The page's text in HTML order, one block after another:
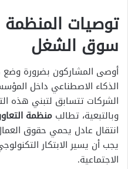
توصيات المنظمة
سوق الشغل
أوصى المشاركون بضرورة وضع
الذكاء الاصطناعي داخل
الشركات تتسابق لتبني هذه
وبالتبعية، تطالب منظمة
انتقال عادل يحمي حقوق
يجب أن يسير الابتكار
الاجتماعية.